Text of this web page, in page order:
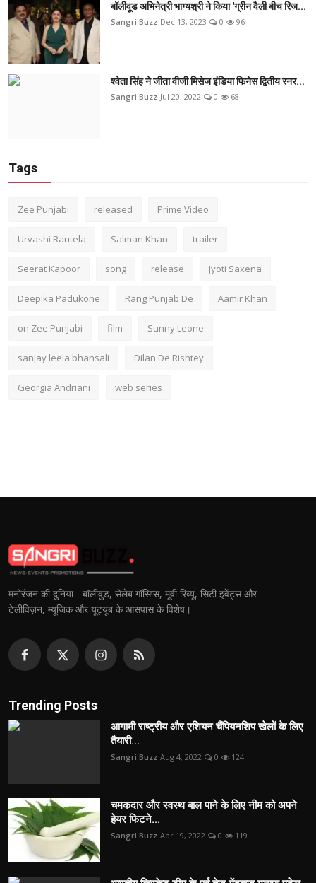
बॉलीवूड अभिनेत्री भाग्यश्री ने किया 'ग्रीन वैली बीच रिज...
Sangri Buzz Dec 13, 2023 0 96
श्वेता सिंह ने जीता वीजी मिसेज इंडिया फिनेस द्वितीय रनर...
Sangri Buzz Jul 20, 2022 0 68
Tags
Zee Punjabi released Prime Video
Urvashi Rautela Salman Khan trailer
Seerat Kapoor song release Jyoti Saxena
Deepika Padukone Rang Punjab De Aamir Khan
on Zee Punjabi film Sunny Leone
sanjay leela bhansali Dilan De Rishtey
Georgia Andriani web series
मनोरंजन की दुनिया - बॉलीवुड, सेलेब गॉसिप्स, मूवी रिव्यू, सिटी इवेंट्स और
टेलीविज़न, म्यूजिक और यूट्यूब के आसपास के विशेष।
Trending Posts
आगामी राष्ट्रीय और एशियन चैंपियनशिप खेलों के लिए
तैयारी...
Sangri Buzz Aug 4, 2022 0 124
चमकदार और स्वस्थ बाल पाने के लिए नीम को अपने
हेयर फिटने...
Sangri Buzz Apr 19, 2022 0 119